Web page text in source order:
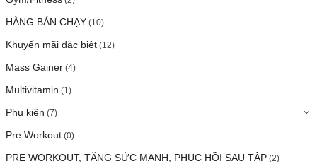
HÀNG BÁN CHẠY (10)
Khuyến mãi đặc biệt (12)
Mass Gainer (4)
Multivitamin (1)
Phụ kiện (7)
Pre Workout (0)
PRE WORKOUT, TĂNG SỨC MẠNH, PHỤC HỒI SAU TẬP (2)